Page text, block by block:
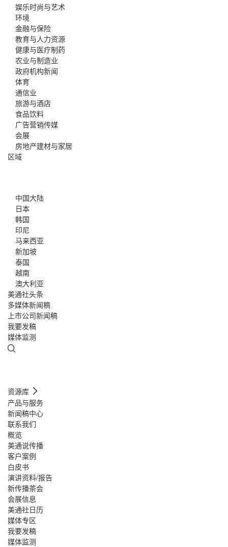
娱乐时尚与艺术
环境
金融与保险
教育与人力资源
健康与医疗制药
农业与制造业
政府机构新闻
体育
通信业
旅游与酒店
食品饮料
广告营销传媒
会展
房地产建材与家居
区域
中国大陆
日本
韩国
印尼
马来西亚
新加坡
泰国
越南
澳大利亚
美通社头条
多媒体新闻稿
上市公司新闻稿
我要发稿
媒体监测
资源库
产品与服务
新闻稿中心
联系我们
概览
美通说传播
客户案例
白皮书
演讲资料/报告
新传播茶会
会展信息
美通社日历
媒体专区
我要发稿
媒体监测